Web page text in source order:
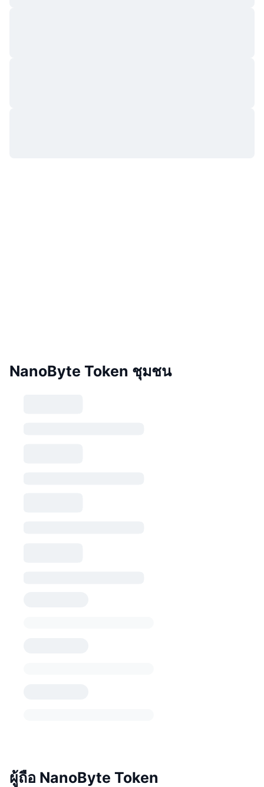
NanoByte Token ชุมชน
ผู้ถือ NanoByte Token